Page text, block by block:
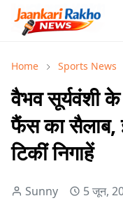
Home Sports News
वैभव सूर्यवंशी
फैंस का सैलाब,
टिकीं निगाहें
Sunny 5 जून,